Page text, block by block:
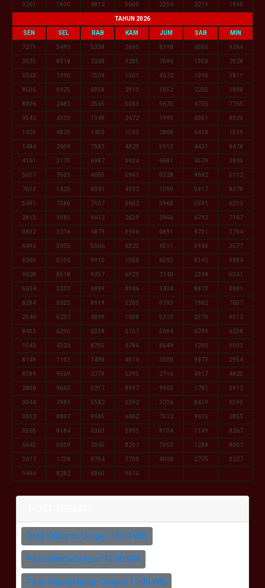
0261 1800 4812 5600 2354 2219 1990
TAHUN 2026
SEN SEL RAB KAM JUM SAB MIN
7271 3493 5338 2690 8398 6566 9264
3535 8318 2248 9285 7696 1358 2928
XXXX 1990 7509 1501 4672 1090 3811
8506 0925 6058 2913 1052 2255 1898
8006 2483 2565 5083 9675 4755 7765
9542 4339 1348 2472 1993 6051 8520
1420 4825 1450 1593 2868 6418 1519
1484 2609 7583 4823 5913 4431 8478
4161 3175 6987 0934 6681 4579 3840
5057 7503 4605 5961 0328 9692 5112
7610 1420 9041 4932 1090 0917 8378
5491 7380 7107 0602 3960 5591 6213
2813 9085 9612 2630 3966 6792 7167
0802 3216 4879 0906 0891 9731 3704
6496 5055 5366 6323 6511 5940 3577
8269 5106 9910 1550 6593 8195 9884
9628 8518 9357 6929 7140 2398 5341
5634 5333 0899 8946 3434 8813 0691
8284 0303 8919 5203 0193 1962 7657
2546 5237 4899 1608 5319 2370 9012
8403 6290 6358 0157 5084 6799 6238
1543 4324 8755 4786 8649 1290 0003
8149 1103 7488 4014 3000 9873 2954
8589 9569 2770 5393 2716 4917 4825
2800 9663 0217 8997 9963 1781 3912
0044 7989 5582 0392 3216 8419 9590
0002 8807 9985 6402 7512 9615 2853
0565 8184 6363 5953 8104 1149 8267
6643 0939 2045 8207 7053 1288 8007
3617 1738 3754 7730 4008 2775 0227
9494 8282 0860 9016
Data Keluaran Oregon 13:00 WIB
Paito Warna Oregon 13:00 WIB
Paito Warna Harian Oregon 13:00 WIB